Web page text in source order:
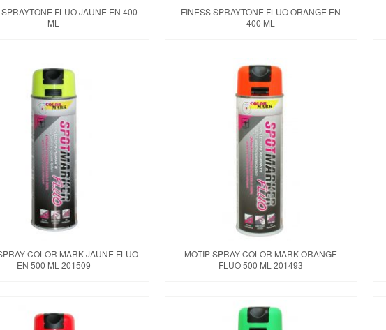
FLUO JAUNE EN 400
ML
FINESS SPRAYTONE FLUO ORANGE EN
400 ML
COLOR MARK JAUNE FLUO
EN 500 ML 201509
MOTIP SPRAY COLOR MARK ORANGE
FLUO 500 ML 201493